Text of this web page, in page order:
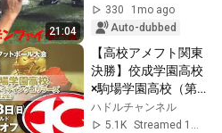
21:04
June 20, 2026 MK
Taxi Field EXPO
330
1mo ago
Auto-dubbed
【高校アメフト関東
決勝】佼成学園高校
×駒場学園高校（第
52回関東高校アメリ
カンフットボール大
ハドルチャンネル
5.1K
Streamed 1mo ago